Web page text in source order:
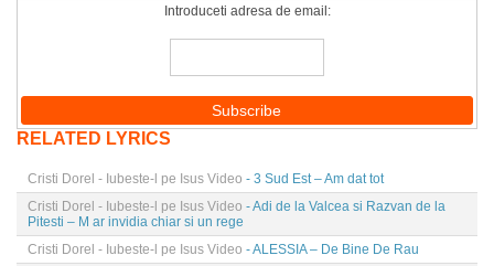
Introduceti adresa de email:
RELATED LYRICS
Cristi Dorel - Iubeste-l pe Isus Video - 3 Sud Est – Am dat tot
Cristi Dorel - Iubeste-l pe Isus Video - Adi de la Valcea si Razvan de la
Pitesti – M ar invidia chiar si un rege
Cristi Dorel - Iubeste-l pe Isus Video - ALESSIA – De Bine De Rau